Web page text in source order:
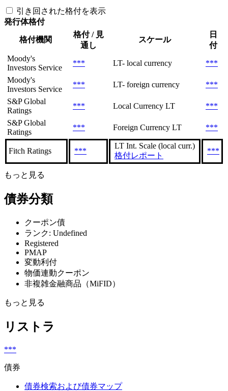
引き回された格付を表示
発行体格付
格付機関
格付 / 見
通し
スケール
日
付
Moody's
Investors Service
*** LT- local currency
***
Moody's
Investors Service
*** LT- foreign currency
***
S&P Global
Ratings
*** Local Currency LT
***
S&P Global
Ratings
*** Foreign Currency LT ***
Fitch Ratings ***
LT Int. Scale (local curr.)
格付レポート
***
もっと見る
債券分類
クーポン債
ランク: Undefined
Registered
PMAP
変動利付
物価連動クーポン
非複雑金融商品（MiFID）
もっと見る
リストラ
***
債券
債券検索および債券マップ